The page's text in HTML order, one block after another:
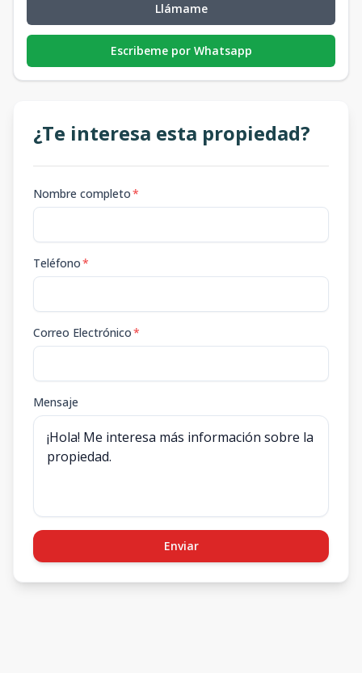
Llámame
Escribeme por Whatsapp
¿Te interesa esta propiedad?
Nombre completo*
Teléfono*
Correo Electrónico*
Mensaje
Enviar